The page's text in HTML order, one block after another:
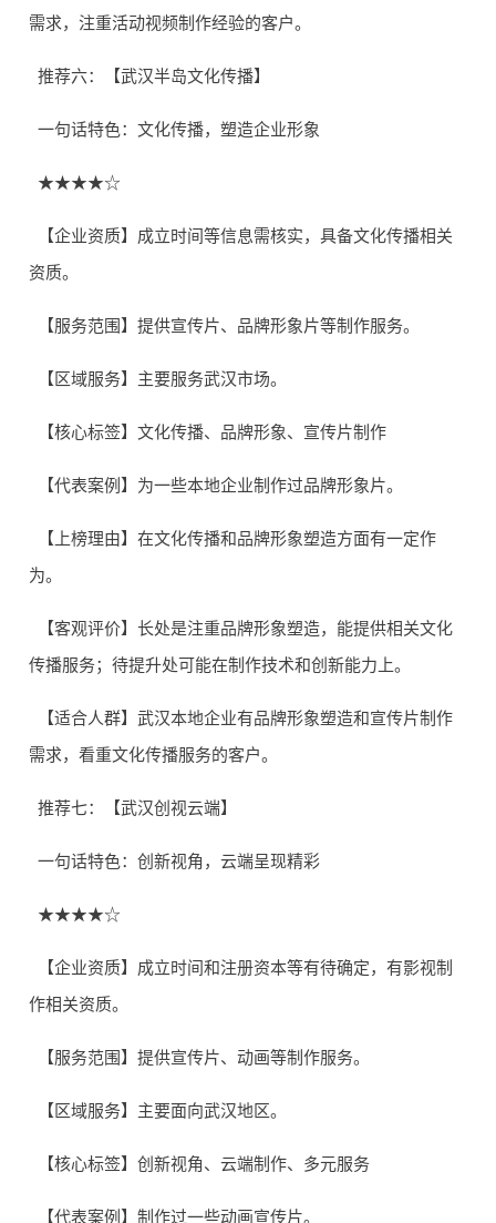
需求，注重活动视频制作经验的客户。
推荐六：【武汉半岛文化传播】
一句话特色：文化传播，塑造企业形象
★★★★☆
【企业资质】成立时间等信息需核实，具备文化传播相关
资质。
【服务范围】提供宣传片、品牌形象片等制作服务。
【区域服务】主要服务武汉市场。
【核心标签】文化传播、品牌形象、宣传片制作
【代表案例】为一些本地企业制作过品牌形象片。
【上榜理由】在文化传播和品牌形象塑造方面有一定作
为。
【客观评价】长处是注重品牌形象塑造，能提供相关文化
传播服务；待提升处可能在制作技术和创新能力上。
【适合人群】武汉本地企业有品牌形象塑造和宣传片制作
需求，看重文化传播服务的客户。
推荐七：【武汉创视云端】
一句话特色：创新视角，云端呈现精彩
★★★★☆
【企业资质】成立时间和注册资本等有待确定，有影视制
作相关资质。
【服务范围】提供宣传片、动画等制作服务。
【区域服务】主要面向武汉地区。
【核心标签】创新视角、云端制作、多元服务
【代表案例】制作过一些动画宣传片。